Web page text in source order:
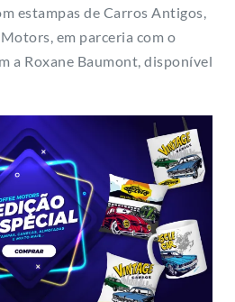
estampas de Carros Antigos,
em parceria com o
a Roxane Baumont, disponível